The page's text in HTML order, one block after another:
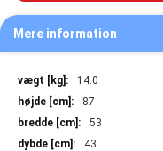
Mere information
Mere
information
14.0
87
53
43